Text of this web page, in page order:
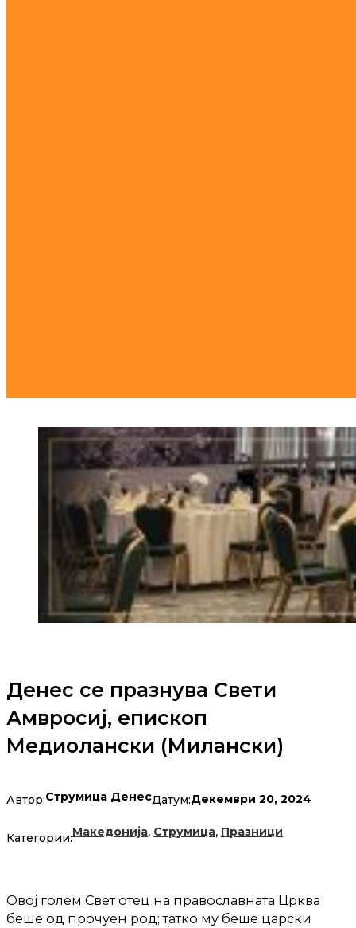
Денес се празнува Свети
Амвросиј, епископ
Медиолански (Милански)
Автор:Струмица ДенесДатум:Декември 20, 2024
Категории:Македонија, Струмица, Празници
Овој голем Свет отец на православната Црква
беше од прочуен род; татко му беше царски